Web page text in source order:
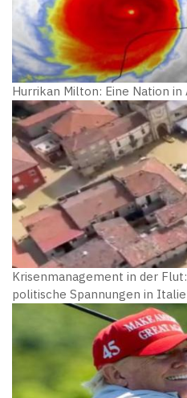
Hurrikan Milton: Eine Nation
Krisenmanagement in der
politische Spannungen in